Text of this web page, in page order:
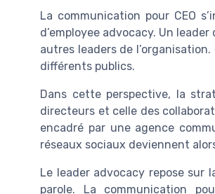
La communication pour CEO
d’employee advocacy. Un
autres leaders de
différents publics.
Dans cette perspective, la
directeurs et celle des
encadré par une agence
réseaux sociaux deviennent
Le leader advocacy repose sur
parole. La communication